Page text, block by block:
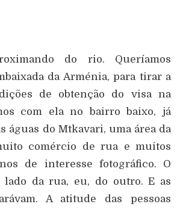
do rio. Queríamos
da Arménia, para tirar a
de obtenção do visa na
com ela no bairro baixo, já
águas do Mtkavari, uma área da
comércio de rua e muitos
de interesse fotográfico. O
lado da rua, eu, do outro. E as
A atitude das pessoas